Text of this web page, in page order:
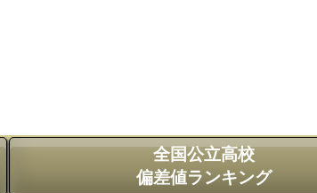
全国公立高校
偏差値ランキング